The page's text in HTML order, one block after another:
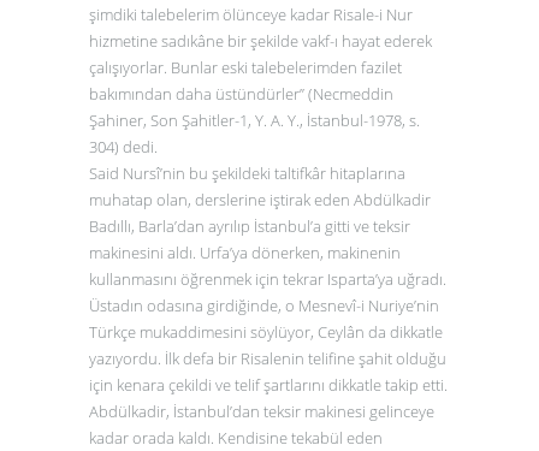
şimdiki talebelerim ölünceye kadar Risale-i Nur
hizmetine sadıkâne bir şekilde vakf-ı hayat ederek
çalışıyorlar. Bunlar eski talebelerimden fazilet
bakımından daha üstündürler” (Necmeddin
Şahiner, Son Şahitler-1, Y. A. Y., İstanbul-1978, s.
304) dedi.
Said Nursî’nin bu şekildeki taltifkâr hitaplarına
muhatap olan, derslerine iştirak eden Abdülkadir
Badıllı, Barla’dan ayrılıp İstanbul’a gitti ve teksir
makinesini aldı. Urfa’ya dönerken, makinenin
kullanmasını öğrenmek için tekrar Isparta’ya uğradı.
Üstadın odasına girdiğinde, o Mesnevî-i Nuriye’nin
Türkçe mukaddimesini söylüyor, Ceylân da dikkatle
yazıyordu. İlk defa bir Risalenin telifine şahit olduğu
için kenara çekildi ve telif şartlarını dikkatle takip etti.
Abdülkadir, İstanbul’dan teksir makinesi gelinceye
kadar orada kaldı. Kendisine tekabül eden